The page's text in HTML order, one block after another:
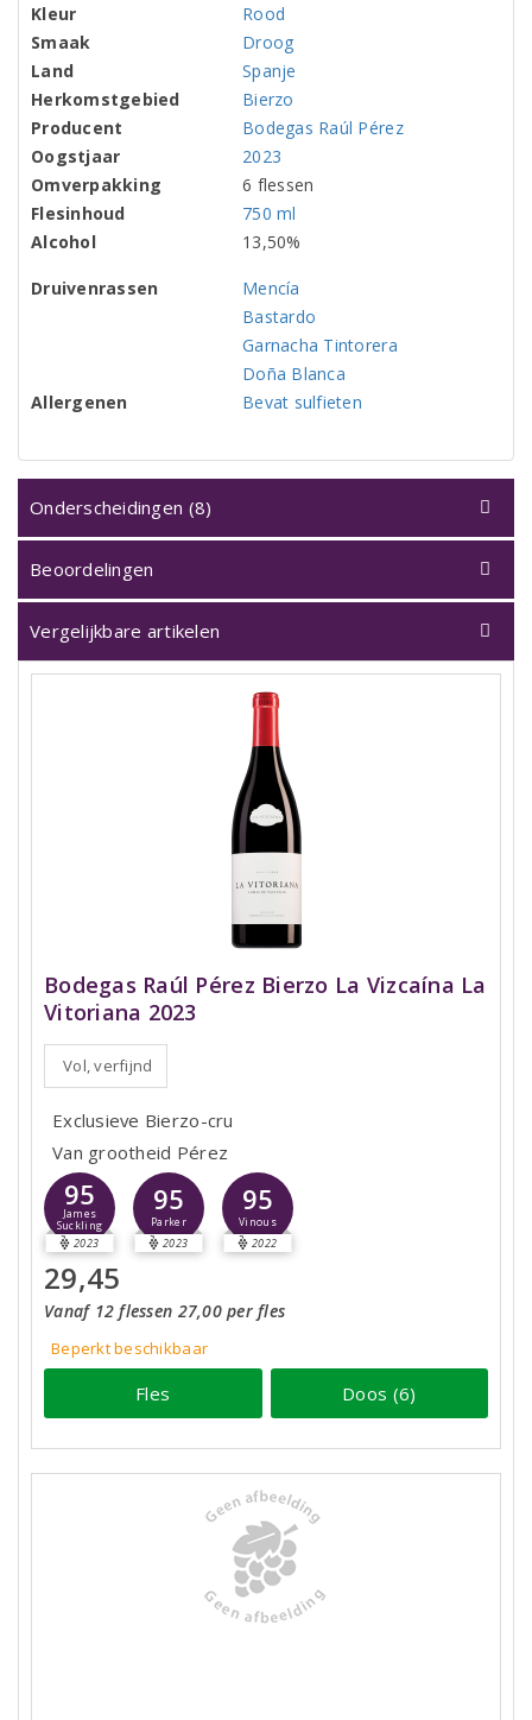
Kleur
Rood
Smaak
Droog
Land
Spanje
Herkomstgebied
Bierzo
Producent
Bodegas Raúl Pérez
Oogstjaar
2023
Omverpakking
6 flessen
Flesinhoud
750 ml
Alcohol
13,50%
Druivenrassen
Mencía
Bastardo
Garnacha Tintorera
Doña Blanca
Allergenen
Bevat sulfieten
Onderscheidingen (8)
Beoordelingen
Vergelijkbare artikelen
Bodegas Raúl Pérez Bierzo La Vizcaína La
Vitoriana 2023
Vol, verfijnd
Exclusieve Bierzo-cru
Van grootheid Pérez
95
James
Suckling
2023
95
Parker
2023
95
Vinous
2022
29,45
Vanaf 12 flessen 27,00 per fles
Beperkt beschikbaar
Fles Doos (6)